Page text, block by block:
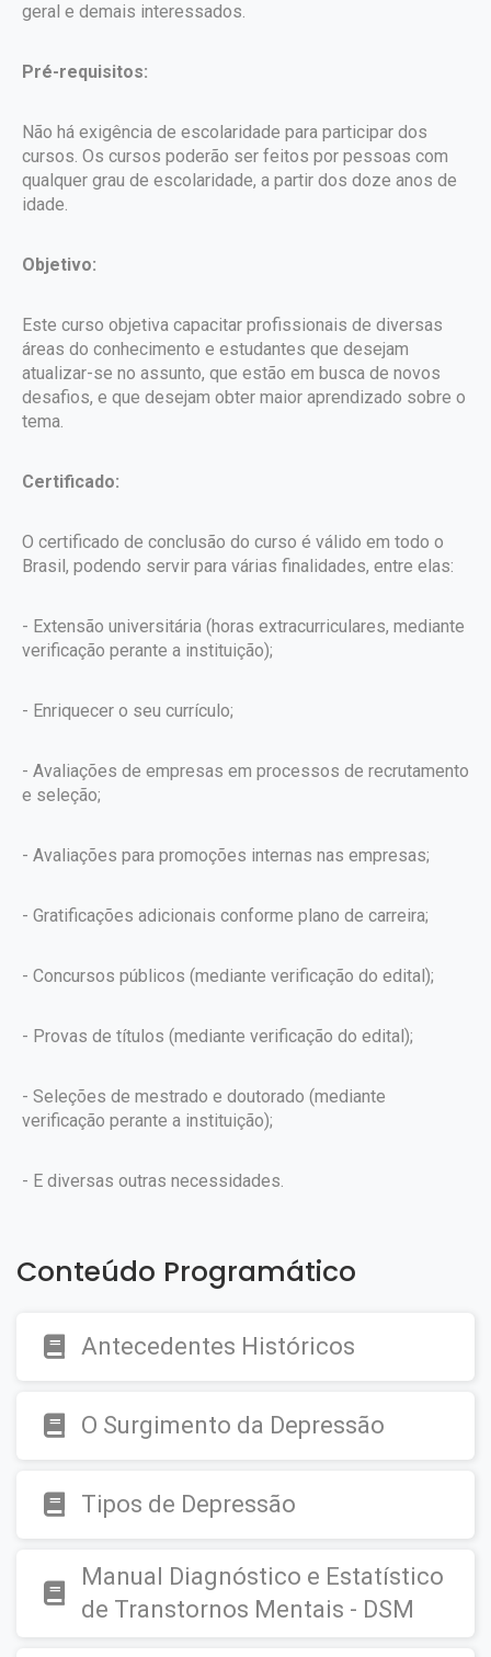
geral e demais interessados.
Pré-requisitos:
Não há exigência de escolaridade para participar dos
cursos. Os cursos poderão ser feitos por pessoas com
qualquer grau de escolaridade, a partir dos doze anos de
idade.
Objetivo:
Este curso objetiva capacitar profissionais de diversas
áreas do conhecimento e estudantes que desejam
atualizar-se no assunto, que estão em busca de novos
desafios, e que desejam obter maior aprendizado sobre o
tema.
Certificado:
O certificado de conclusão do curso é válido em todo o
Brasil, podendo servir para várias finalidades, entre elas:
- Extensão universitária (horas extracurriculares, mediante
verificação perante a instituição);
- Enriquecer o seu currículo;
- Avaliações de empresas em processos de recrutamento
e seleção;
- Avaliações para promoções internas nas empresas;
- Gratificações adicionais conforme plano de carreira;
- Concursos públicos (mediante verificação do edital);
- Provas de títulos (mediante verificação do edital);
- Seleções de mestrado e doutorado (mediante
verificação perante a instituição);
- E diversas outras necessidades.
Conteúdo Programático
Antecedentes Históricos
O Surgimento da Depressão
Tipos de Depressão
Manual Diagnóstico e Estatístico
de Transtornos Mentais - DSM